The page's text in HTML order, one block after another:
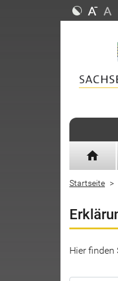
home
Startseite
Hier finden